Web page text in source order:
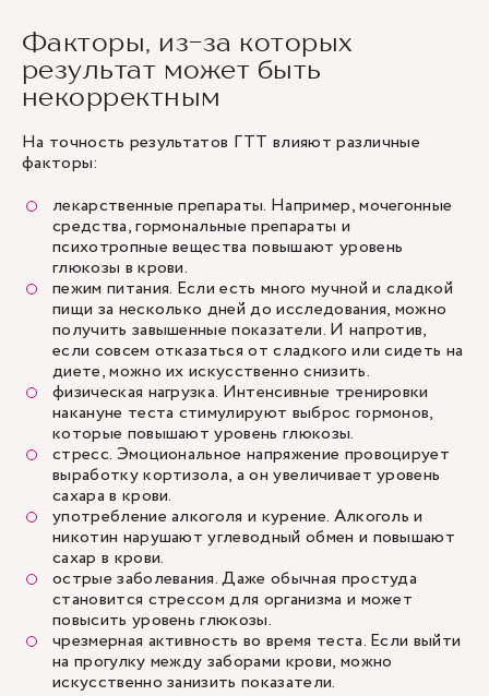
Факторы, из-за которых
результат может быть
некорректным
На точность результатов ГТТ влияют различные
факторы:
лекарственные препараты. Например, мочегонные
средства, гормональные препараты и
психотропные вещества повышают уровень
глюкозы в крови.
пежим питания. Если есть много мучной и сладкой
пищи за несколько дней до исследования, можно
получить завышенные показатели. И напротив,
если совсем отказаться от сладкого или сидеть на
диете, можно их искусственно снизить.
физическая нагрузка. Интенсивные тренировки
накануне теста стимулируют выброс гормонов,
которые повышают уровень глюкозы.
стресс. Эмоциональное напряжение провоцирует
выработку кортизола, а он увеличивает уровень
сахара в крови.
употребление алкоголя и курение. Алкоголь и
никотин нарушают углеводный обмен и повышают
сахар в крови.
острые заболевания. Даже обычная простуда
становится стрессом для организма и может
повысить уровень глюкозы.
чрезмерная активность во время теста. Если выйти
на прогулку между заборами крови, можно
искусственно занизить показатели.